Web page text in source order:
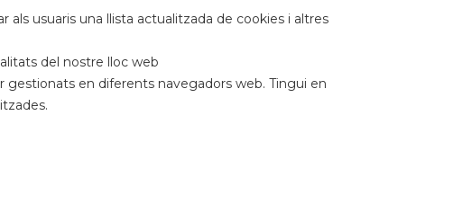
usuaris una llista actualitzada de cookies i altres
del nostre lloc web
en diferents navegadors web. Tingui en